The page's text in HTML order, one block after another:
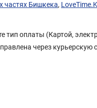
частях Бишкека,
тип оплаты (Картой,
через курьерскую